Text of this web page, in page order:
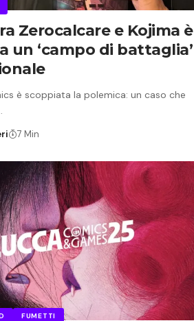
Zerocalcare e Kojima è
un ‘campo di battaglia’
è scoppiata la polemica: un caso che
7 Min
FUMETTI